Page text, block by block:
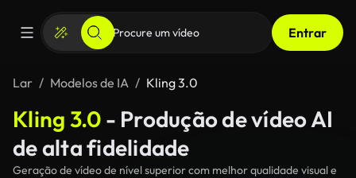
Entrar
Lar Modelos de IA Kling 3.0
Kling 3.0 - Produção de vídeo AI
de alta fidelidade
Geração de vídeo de nível superior com melhor qualidade visual e